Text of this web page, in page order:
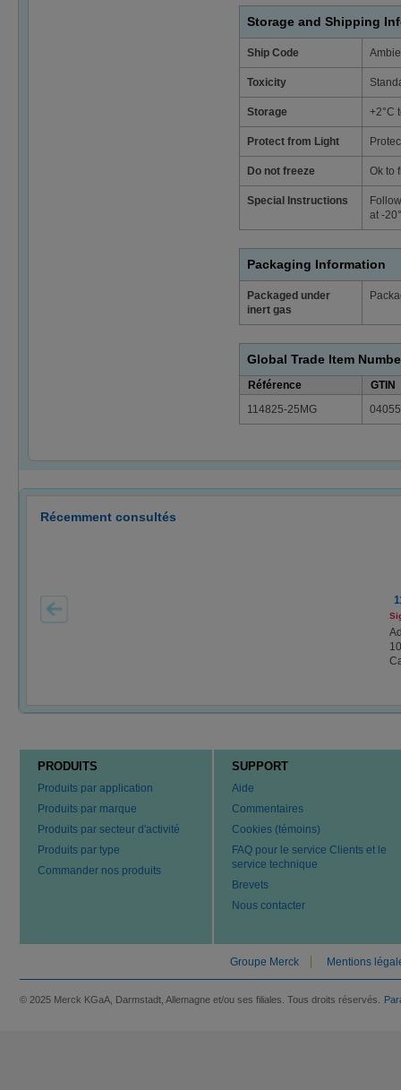
Storage and Shipping
Ship Code
Toxicity
Storage +2°C
Protect from Light
Do not freeze Ok to
Special Instructions
at -
Packaging Information
Packaged under
inert gas
Global Trade Item
Référence
GTIN
114825-25MG
Récemment consultés
PRODUITS
Produits par application
Produits par marque
Produits par secteur d'activité
Produits par type
Commander nos produits
SUPPORT
Aide
Commentaires
Cookies (témoins)
FAQ pour le service Clients et le
service technique
Brevets
Nous contacter
Groupe Merck Mentions
© 2025 Merck KGaA, Darmstadt, Allemagne et/ou ses filiales. Tous droits réservés.